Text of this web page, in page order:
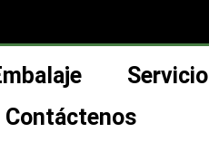
Servicio
Contáctenos